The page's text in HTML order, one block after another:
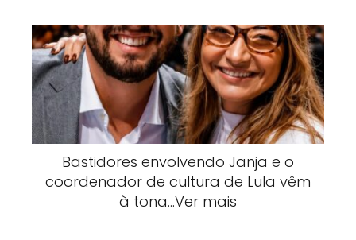
Bastidores envolvendo Janja e o
coordenador de cultura de Lula vêm
à tona…Ver mais